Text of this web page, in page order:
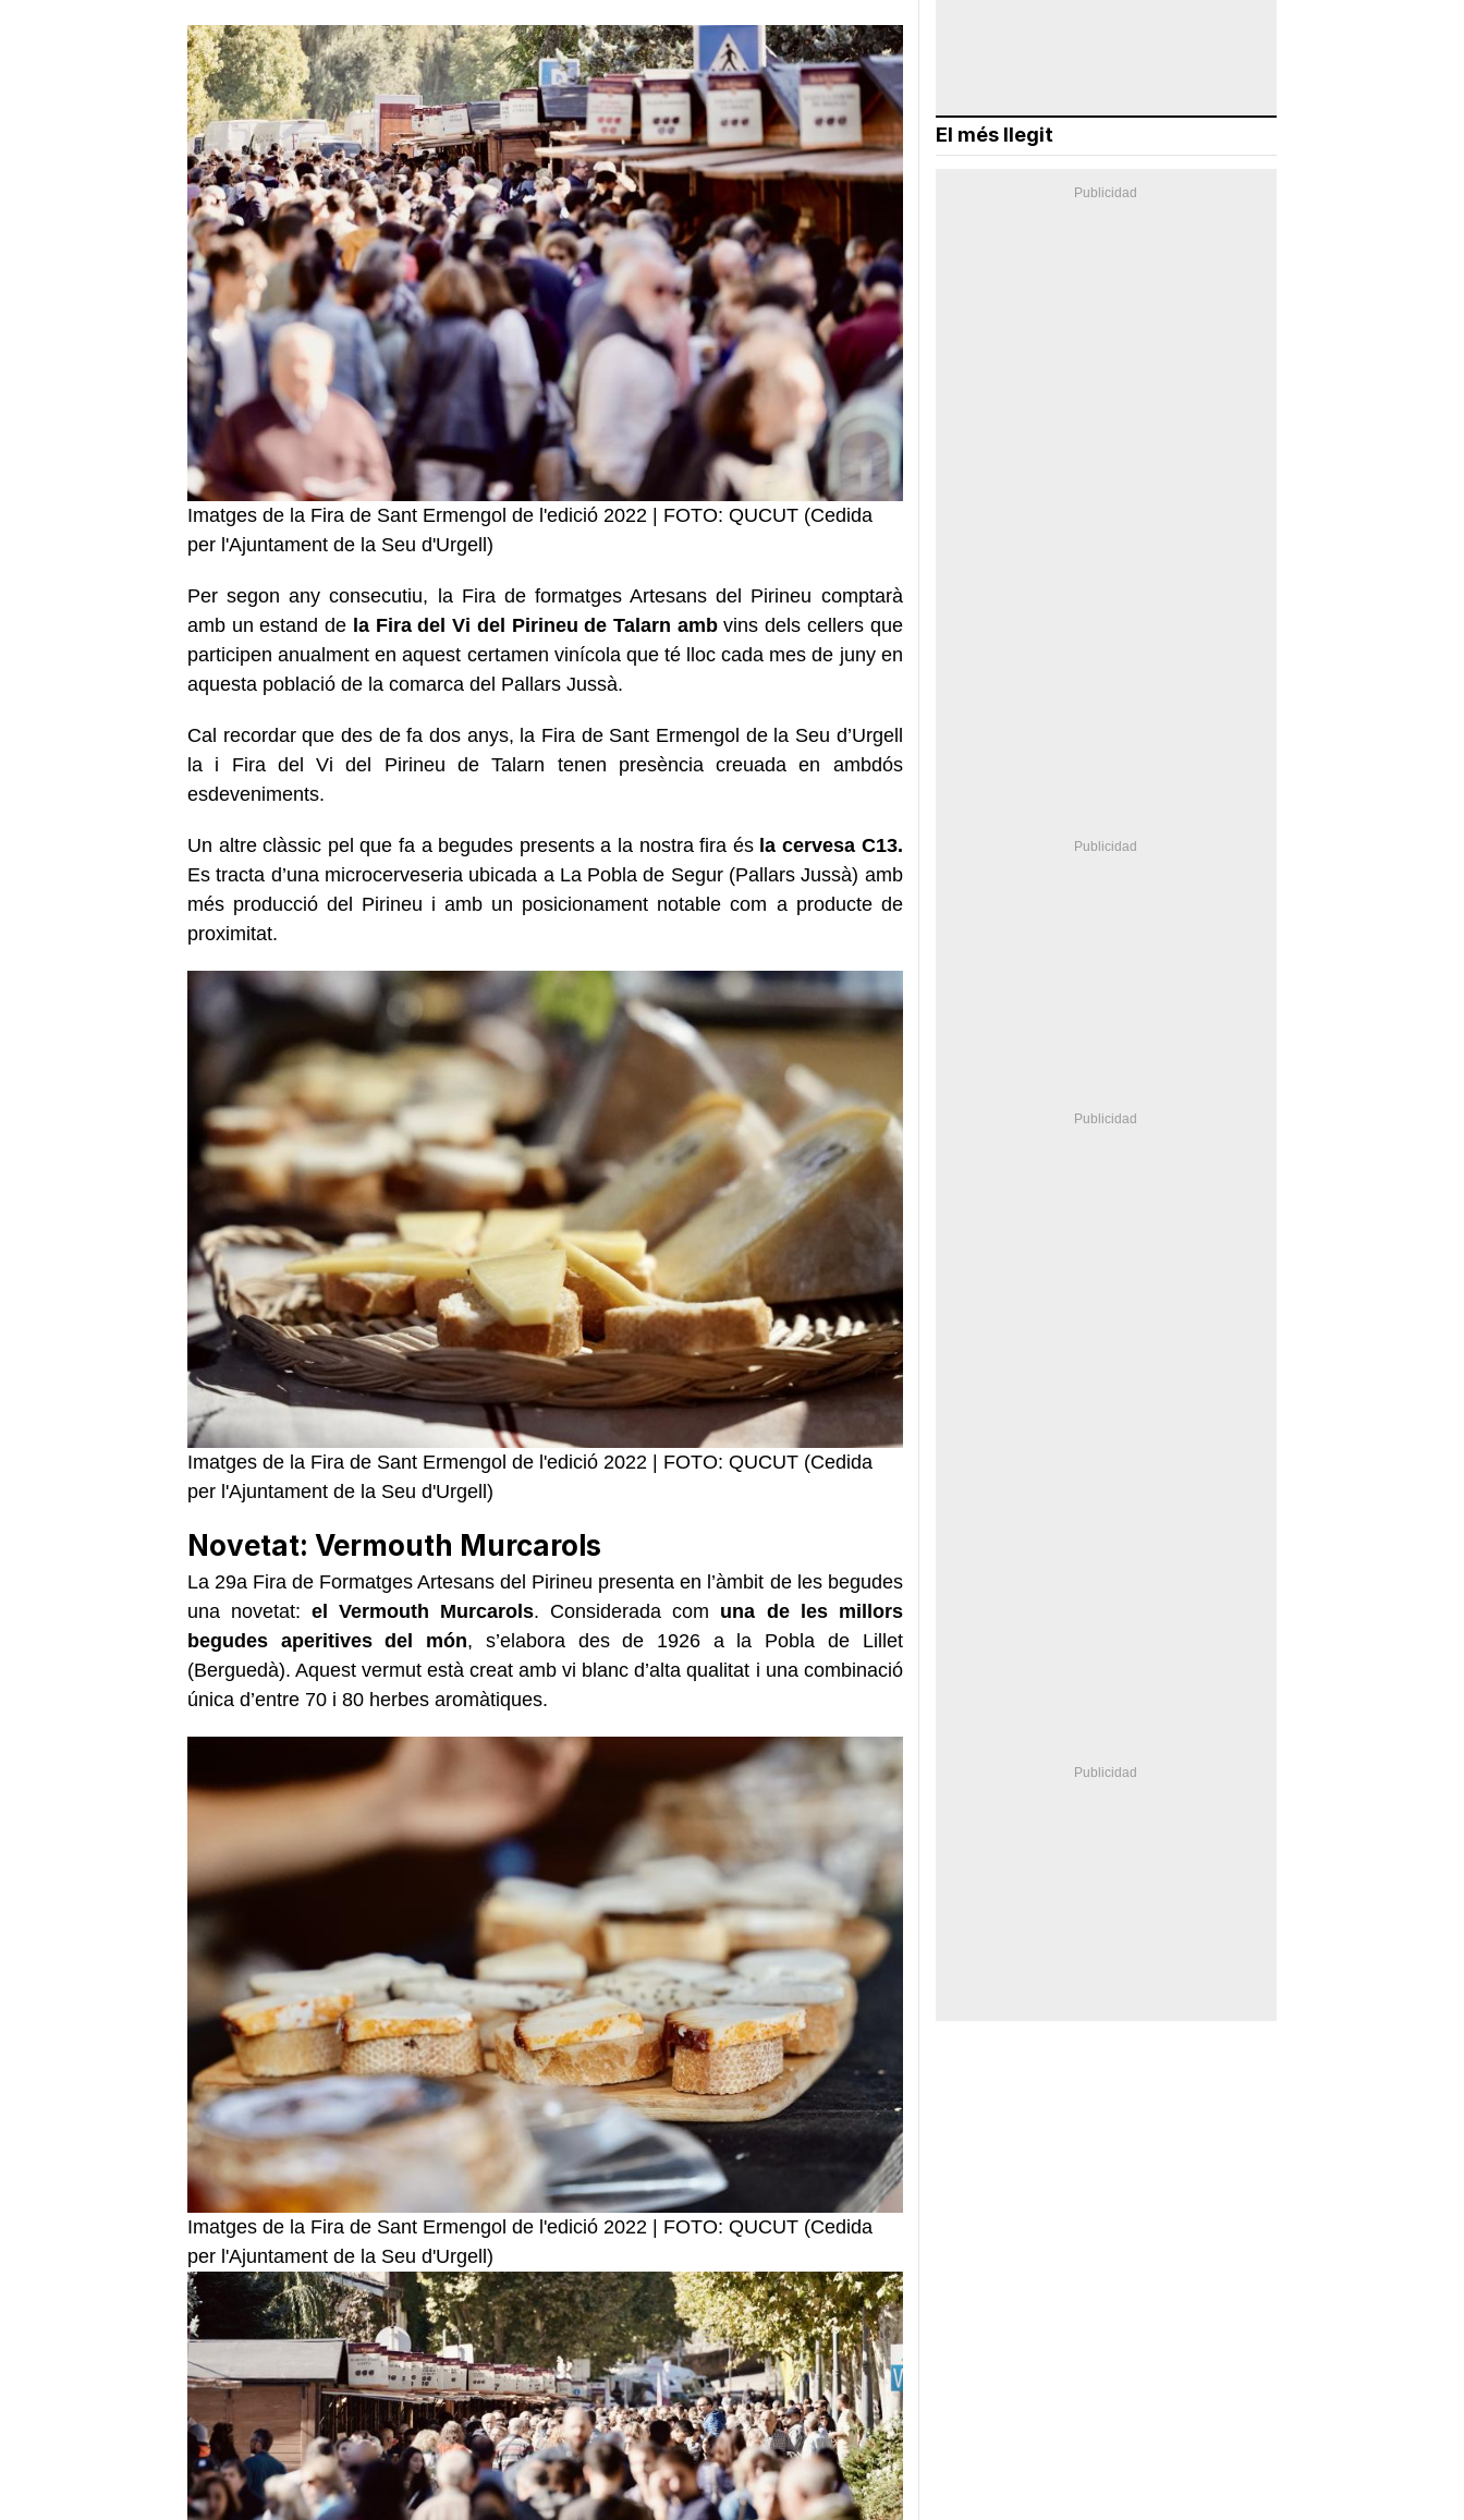
Imatges de la Fira de Sant Ermengol de l'edició 2022 | FOTO: QUCUT (Cedida
per l'Ajuntament de la Seu d'Urgell)
Per segon any consecutiu, la Fira de formatges Artesans del Pirineu comptarà
amb un estand de la Fira del Vi del Pirineu de Talarn ambvins dels cellers que
participen anualment en aquest certamen vinícola que té lloc cada mes de juny en
aquesta població de la comarca del Pallars Jussà.
Cal recordar que des de fa dos anys, la Fira de Sant Ermengol de la Seu d’Urgell
la i Fira del Vi del Pirineu de Talarn tenen presència creuada en ambdós
esdeveniments.
Un altre clàssic pel que fa a begudes presents a la nostra fira ésla cervesa C13.
Es tracta d’una microcerveseria ubicada a La Pobla de Segur (Pallars Jussà) amb
més producció del Pirineu i amb un posicionament notable com a producte de
proximitat.
Imatges de la Fira de Sant Ermengol de l'edició 2022 | FOTO: QUCUT (Cedida
per l'Ajuntament de la Seu d'Urgell)
Novetat: Vermouth Murcarols
La 29a Fira de Formatges Artesans del Pirineu presenta en l’àmbit de les begudes
una novetat:el Vermouth Murcarols. Considerada com una de les millors
begudes aperitives del món, s’elabora des de 1926 a la Pobla de Lillet
(Berguedà). Aquest vermut està creat amb vi blanc d’alta qualitat i una combinació
única d’entre 70 i 80 herbes aromàtiques.
Imatges de la Fira de Sant Ermengol de l'edició 2022 | FOTO: QUCUT (Cedida
per l'Ajuntament de la Seu d'Urgell)
El més llegit